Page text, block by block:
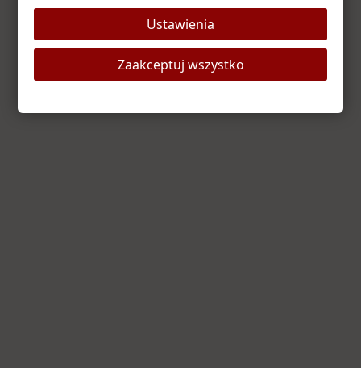
Odśwież stronę Strona główna
Ustawienia
Zaakceptuj wszystko